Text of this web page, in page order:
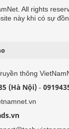
All rights
này khi có sự
thông
(Hà Nội) -